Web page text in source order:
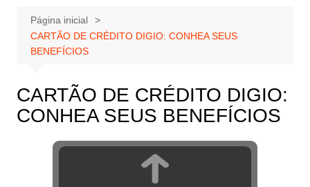
Página inicial
CARTÃO DE CRÉDITO DIGIO: CONHEA SEUS
BENEFÍCIOS
CARTÃO DE CRÉDITO DIGIO:
CONHEA SEUS BENEFÍCIOS